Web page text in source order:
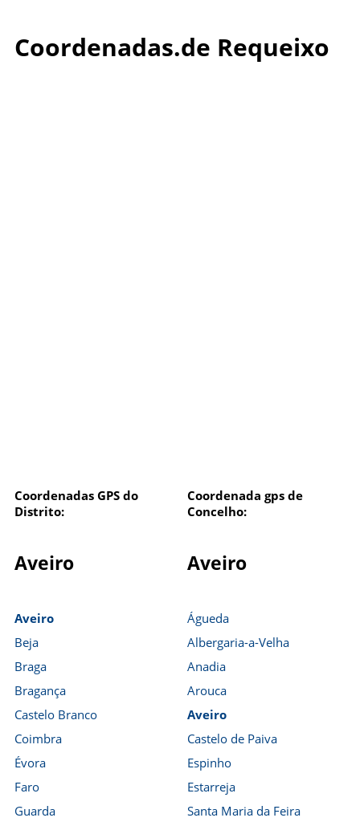
Coordenadas.de Requeixo
Coordenadas GPS do
Distrito:
Coordenada gps de
Concelho:
Aveiro Aveiro
Aveiro
Beja
Braga
Bragança
Castelo Branco
Coimbra
Évora
Faro
Guarda
Águeda
Albergaria-a-Velha
Anadia
Arouca
Aveiro
Castelo de Paiva
Espinho
Estarreja
Santa Maria da Feira